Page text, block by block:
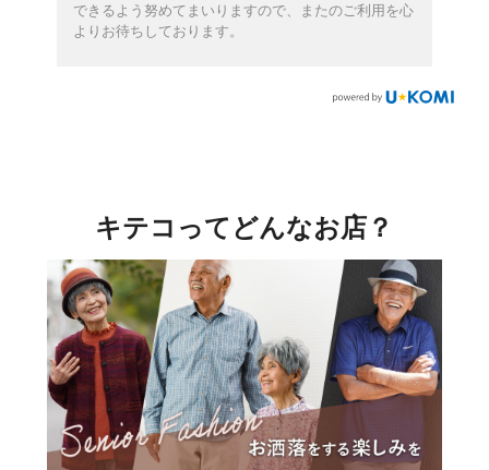
できるよう努めてまいりますので、またのご利用を心
よりお待ちしております。
キテコってどんなお店？